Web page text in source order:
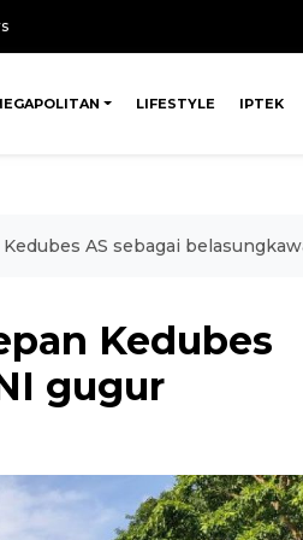
LIFESTYLE IPTEK
AS sebagai
Kedubes
gugur